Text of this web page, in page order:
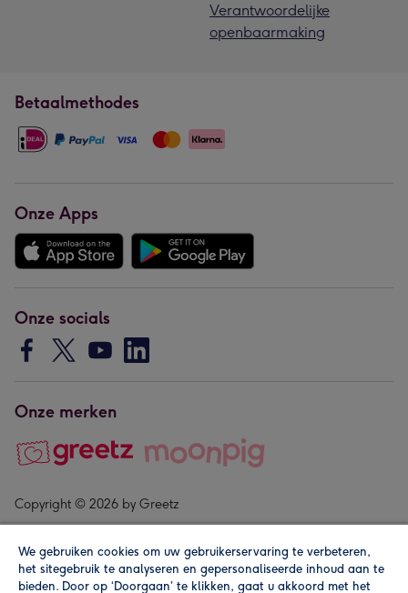
Verantwoordelijke
openbaarmaking
Betaalmethodes
Onze Apps
Onze socials
Onze merken
Copyright © 2026 by Greetz
We gebruiken cookies om uw gebruikerservaring te verbeteren,
het sitegebruik te analyseren en gepersonaliseerde inhoud aan te
bieden. Door op ‘Doorgaan’ te klikken, gaat u akkoord met het